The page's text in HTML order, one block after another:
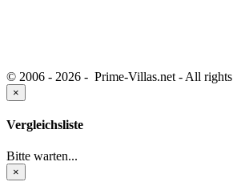
© 2006 - 2026 - Prime-Villas.net - All rights
×
Vergleichsliste
Bitte warten...
×